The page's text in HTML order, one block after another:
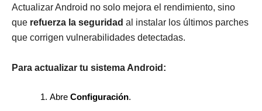
Actualizar Android no solo mejora el rendimiento, sino
que refuerza la seguridad al instalar los últimos parches
que corrigen vulnerabilidades detectadas.
Para actualizar tu sistema Android:
Abre Configuración.